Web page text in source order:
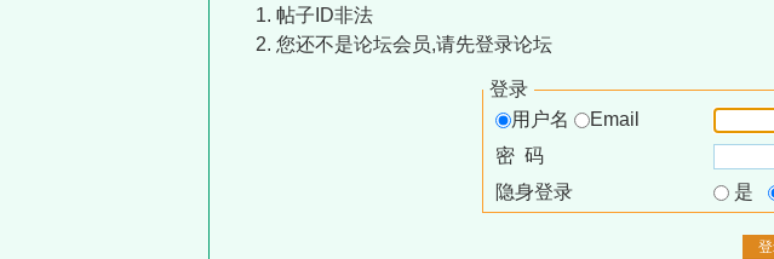
帖子ID非法
您还不是论坛会员,请先登录论坛
登录
用户名
Email
密 码
隐身登录
是